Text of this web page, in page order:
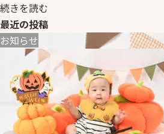
続きを読む
最近の投稿
お知らせ